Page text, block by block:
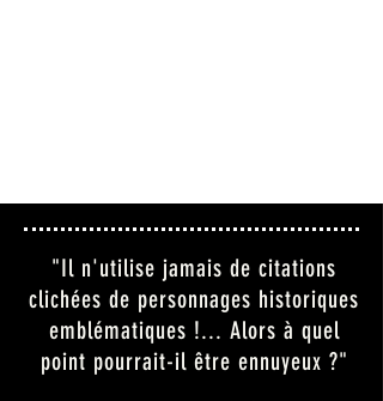
"Il n'utilise jamais de citations
clichées de personnages historiques
emblématiques !... Alors à quel
point pourrait-il être ennuyeux ?"